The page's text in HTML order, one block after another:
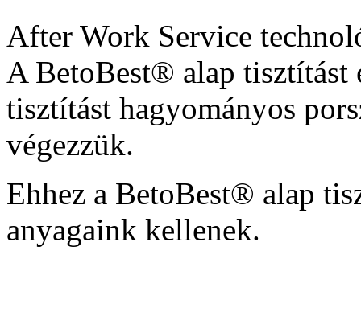
After Work Service
A BetoBest® alap tisztítást
tisztítást hagyományos
végezzük.
Ehhez a BetoBest® alap
anyagaink kellenek.